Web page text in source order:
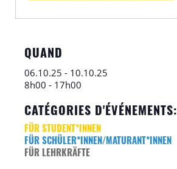
QUAND
06.10.25 - 10.10.25
8h00 - 17h00
CATÉGORIES D'ÉVÉNEMENTS:
FÜR LEHRKRÄFTE
FÜR SCHÜLER*INNEN/MATURANT*INNEN
FÜR STUDENT*INNEN